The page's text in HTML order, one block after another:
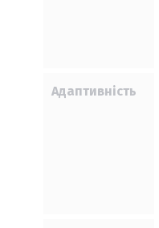
Адаптивність